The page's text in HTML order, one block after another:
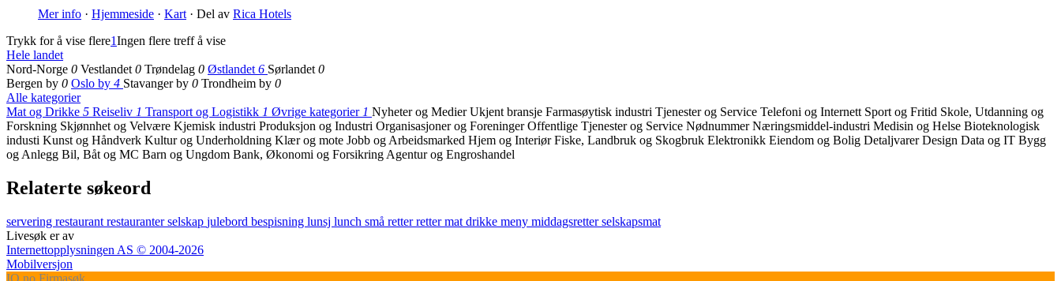
Mer info · Hjemmeside · Kart · Del av Rica Hotels
Trykk for å vise flere1Ingen flere treff å vise
Hele landet
Nord-Norge 0 Vestlandet 0 Trøndelag 0 Østlandet 6 Sørlandet 0
Bergen by 0 Oslo by 4 Stavanger by 0 Trondheim by 0
Alle kategorier
Mat og Drikke 5 Reiseliv 1 Transport og Logistikk 1 Øvrige kategorier 1 Nyheter og MedierUkjent bransje Farmasøytisk industri Tjenester og Service Telefoni og Internett Sport og Fritid Skole, Utdanning og
Forskning Skjønnhet og Velvære Kjemisk industri Produksjon og Industri Organisasjoner og ForeningerOffentlige Tjenester og Service NødnummerNæringsmiddel-industri Medisin og Helse Bioteknologisk
industi Kunst og Håndverk Kultur og Underholdning Klær og mote Jobb og Arbeidsmarked Hjem og InteriørFiske, Landbruk og Skogbruk Elektronikk Eiendom og Bolig DetaljvarerDesign Data og IT Bygg
og Anlegg Bil, Båt og MC Barn og Ungdom Bank, Økonomi og Forsikring Agentur og Engroshandel
Relaterte søkeord
servering restaurant restauranterselskap julebord bespisning lunsj lunch små retterrettermat drikke meny middagsretterselskapsmat
Livesøk er av
Internettopplysningen AS © 2004-2026
Mobilversjon
IO .no Firmasøk